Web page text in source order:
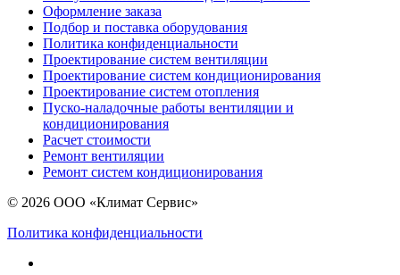
Оформление заказа
Подбор и поставка оборудования
Политика конфиденциальности
Проектирование систем вентиляции
Проектирование систем кондиционирования
Проектирование систем отопления
Пуско-наладочные работы вентиляции и
кондиционирования
Расчет стоимости
Ремонт вентиляции
Ремонт систем кондиционирования
© 2026 ООО «Климат Сервис»
Политика конфиденциальности